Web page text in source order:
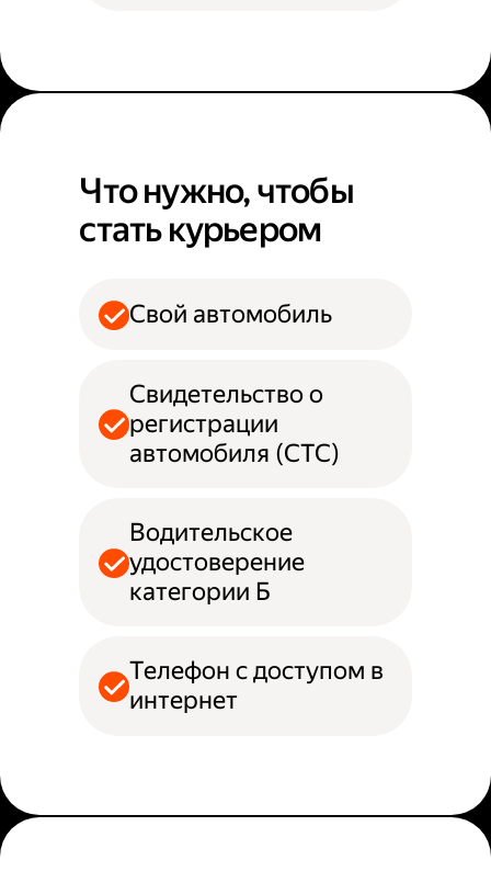
Что нужно, чтобы
стать курьером
Свой автомобиль
Свидетельство о
регистрации
автомобиля (СТС)
Водительское
удостоверение
категории Б
Телефон с доступом в
интернет